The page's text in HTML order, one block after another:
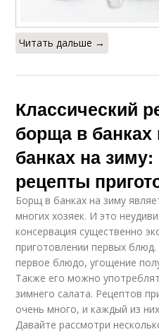
Читать дальше →
Классический
борща в
банках на
рецепты
Борщ в банках на зиму
многих хозяек. И это
консервация существенно
приготовлении первых
первое блюдо, угощение
Также его можно
зимнего салата. Рецептов
очень много, и каждый из
Давайте рассмотри